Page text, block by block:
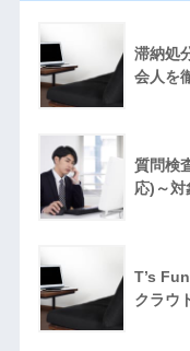
滞納処
会人を
質問検
応)～対
T’s
クラウ